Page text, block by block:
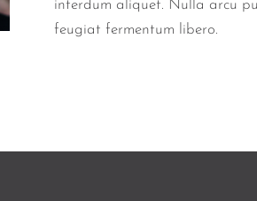
interdum aliquet. Nulla arcu
feugiat fermentum libero.